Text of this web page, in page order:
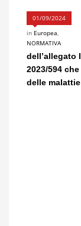
01/09/2024
in Europea,
NORMATIVA
dell’allegato
2023/594
delle